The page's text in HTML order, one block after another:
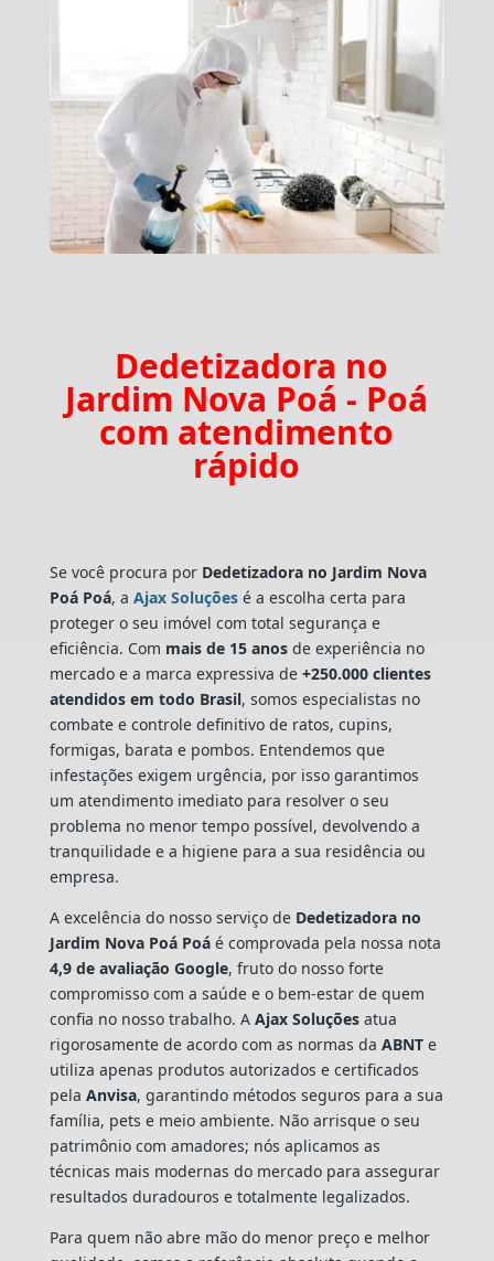
Dedetizadora no
Jardim Nova Poá - Poá
com atendimento
rápido
Se você procura por Dedetizadora no Jardim Nova
Poá Poá, a Ajax Soluçõesé a escolha certa para
proteger o seu imóvel com total segurança e
eficiência. Com mais de 15 anosde experiência no
mercado e a marca expressiva de+250.000 clientes
atendidos em todo Brasil, somos especialistas no
combate e controle definitivo de ratos, cupins,
formigas, barata e pombos. Entendemos que
infestações exigem urgência, por isso garantimos
um atendimento imediato para resolver o seu
problema no menor tempo possível, devolvendo a
tranquilidade e a higiene para a sua residência ou
empresa.
A excelência do nosso serviço de Dedetizadora no
Jardim Nova Poá Poáé comprovada pela nossa nota
4,9 de avaliação Google, fruto do nosso forte
compromisso com a saúde e o bem-estar de quem
confia no nosso trabalho. A Ajax Soluçõesatua
rigorosamente de acordo com as normas da ABNTe
utiliza apenas produtos autorizados e certificados
pela Anvisa, garantindo métodos seguros para a sua
família, pets e meio ambiente. Não arrisque o seu
patrimônio com amadores; nós aplicamos as
técnicas mais modernas do mercado para assegurar
resultados duradouros e totalmente legalizados.
Para quem não abre mão do menor preço e melhor